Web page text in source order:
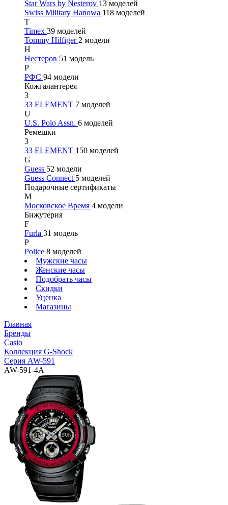
Star Wars by Nesterov 13 моделей
Swiss Military Hanowa 118 моделей
T
Timex 39 моделей
Tommy Hilfiger 2 модели
Н
Нестеров 51 модель
Р
РФС 94 модели
Кожгалантерея
3
33 ELEMENT 7 моделей
U
U.S. Polo Assn. 6 моделей
Ремешки
3
33 ELEMENT 150 моделей
G
Guess 52 модели
Guess Connect 5 моделей
Подарочные сертификаты
М
Московское Время 4 модели
Бижутерия
F
Furla 31 модель
P
Police 8 моделей
Мужские часы
Женские часы
Подобрать часы
Скидки
Уценка
Магазины
Главная
Бренды
Casio
Коллекция G-Shock
Серия AW-591
AW-591-4A